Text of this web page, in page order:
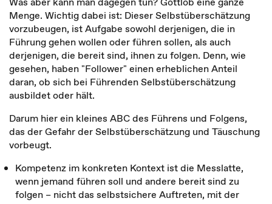
Menge. Wichtig dabei ist: Dieser Selbstüberschätzung
vorzubeugen, ist Aufgabe sowohl derjenigen, die in
Führung gehen wollen oder führen sollen, als auch
derjenigen, die bereit sind, ihnen zu folgen. Denn, wie
gesehen, haben "Follower" einen erheblichen Anteil
daran, ob sich bei Führenden Selbstüberschätzung
ausbildet oder hält.
Darum hier ein kleines ABC des Führens und Folgens,
das der Gefahr der Selbstüberschätzung und Täuschung
vorbeugt.
Kompetenz im konkreten Kontext ist die Messlatte,
wenn jemand führen soll und andere bereit sind zu
folgen – nicht das selbstsichere Auftreten, mit der